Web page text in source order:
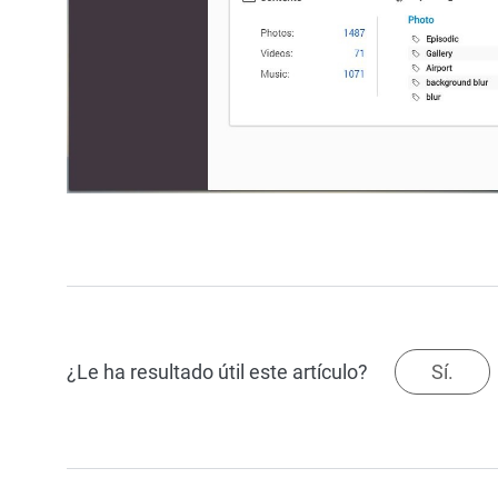
¿Le ha resultado útil este artículo? Sí.